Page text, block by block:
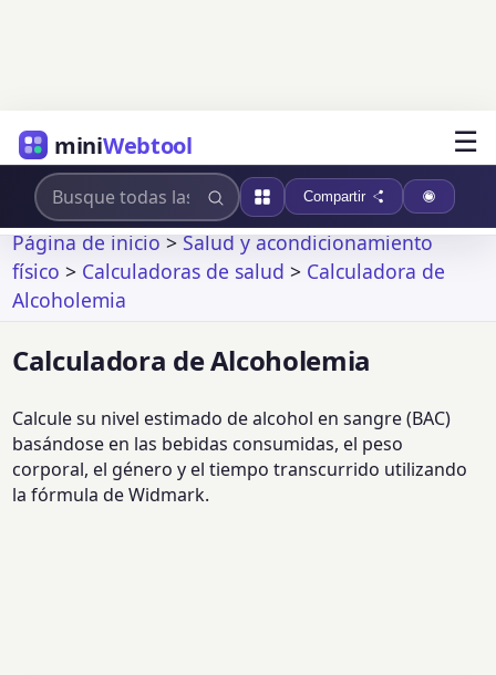
miniWebtool ☰
Compartir
Página de inicio>Salud y acondicionamiento
físico > Calculadoras de salud > Calculadora de
Alcoholemia
Calculadora de Alcoholemia
Calcule su nivel estimado de alcohol en sangre (BAC)
basándose en las bebidas consumidas, el peso
corporal, el género y el tiempo transcurrido utilizando
la fórmula de Widmark.